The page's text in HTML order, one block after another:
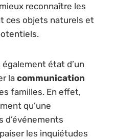
reconnaître les
ces objets naturels et
état d’un
la communication
familles. En effet,
qu’une
d’événements
les inquiétudes